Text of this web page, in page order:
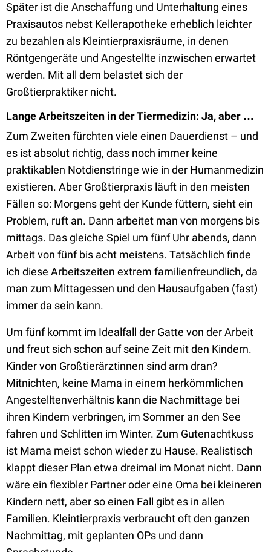
Später ist die Anschaffung und Unterhaltung eines
Praxisautos nebst Kellerapotheke erheblich leichter
zu bezahlen als Kleintierpraxisräume, in denen
Röntgengeräte und Angestellte inzwischen erwartet
werden. Mit all dem belastet sich der
Großtierpraktiker nicht.
Lange Arbeitszeiten in der Tiermedizin: Ja, aber …
Zum Zweiten fürchten viele einen Dauerdienst – und
es ist absolut richtig, dass noch immer keine
praktikablen Notdienstringe wie in der Humanmedizin
existieren. Aber Großtierpraxis läuft in den meisten
Fällen so: Morgens geht der Kunde füttern, sieht ein
Problem, ruft an. Dann arbeitet man von morgens bis
mittags. Das gleiche Spiel um fünf Uhr abends, dann
Arbeit von fünf bis acht meistens. Tatsächlich finde
ich diese Arbeitszeiten extrem familienfreundlich, da
man zum Mittagessen und den Hausaufgaben (fast)
immer da sein kann.
Um fünf kommt im Idealfall der Gatte von der Arbeit
und freut sich schon auf seine Zeit mit den Kindern.
Kinder von Großtierärztinnen sind arm dran?
Mitnichten, keine Mama in einem herkömmlichen
Angestelltenverhältnis kann die Nachmittage bei
ihren Kindern verbringen, im Sommer an den See
fahren und Schlitten im Winter. Zum Gutenachtkuss
ist Mama meist schon wieder zu Hause. Realistisch
klappt dieser Plan etwa dreimal im Monat nicht. Dann
wäre ein flexibler Partner oder eine Oma bei kleineren
Kindern nett, aber so einen Fall gibt es in allen
Familien. Kleintierpraxis verbraucht oft den ganzen
Nachmittag, mit geplanten OPs und dann